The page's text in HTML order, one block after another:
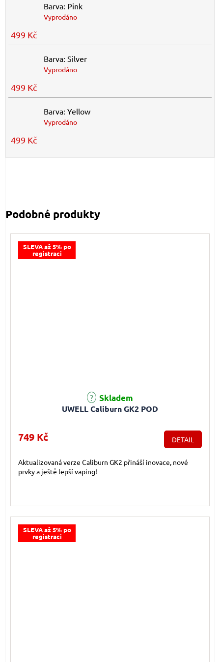
Barva: Pink
Vyprodáno
499 Kč
Barva: Silver
Vyprodáno
499 Kč
Barva: Yellow
Vyprodáno
499 Kč
SLEVA až 5% po
registraci
UWELL Caliburn GK2 POD
Průměrné hodnocení produktu je 5,0 z 5 hvězdiček.
Skladem
749 Kč DETAIL
Aktualizovaná verze Caliburn GK2 přináší inovace, nové
prvky a ještě lepší vaping!
SLEVA až 5% po
registraci